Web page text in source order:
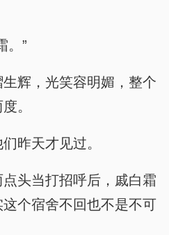
。”
辉，光笑容明媚，整个
。
昨天才见过。
头当打招呼后，戚白霜
个宿舍不回也不是不可